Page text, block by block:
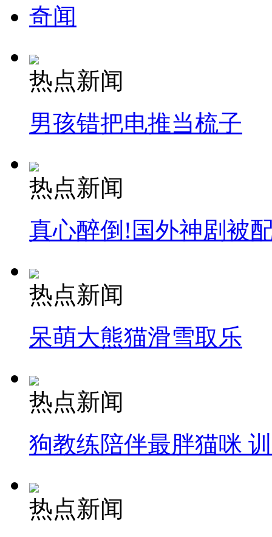
外交部：反对强权政治霸凌主义
外交部：有关国家言论片面不公正
安徽一实载49人客车翻车
走！跟着总书记去植树
消防员救轻生者 花炮节热闹非凡 减压"枕头大战"
纽约上演“枕头大战”
司机酒驾遇交警 急速倒车逃窜
奇闻
热点新闻
男孩错把电推当梳子
热点新闻
真心醉倒!国外神剧被
热点新闻
呆萌大熊猫滑雪取乐
热点新闻
狗教练陪伴最胖猫咪
热点新闻